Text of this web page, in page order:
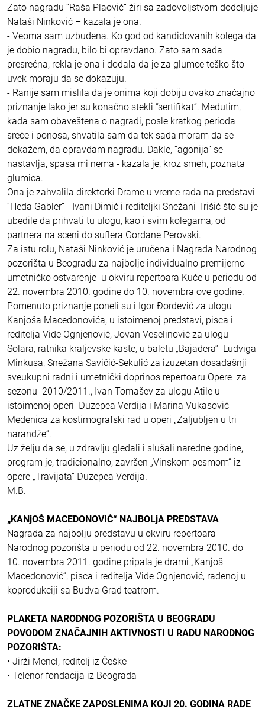
Zato nagradu “Raša Plaović” žiri sa zadovoljstvom dodeljuje
Nataši Ninković – kazala je ona.
- Veoma sam uzbuđena. Ko god od kandidovanih kolega da
je dobio nagradu, bilo bi opravdano. Zato sam sada
presrećna, rekla je ona i dodala da je za glumce teško što
uvek moraju da se dokazuju.
- Ranije sam mislila da je onima koji dobiju ovako značajno
priznanje lako jer su konačno stekli “sertifikat”. Međutim,
kada sam obaveštena o nagradi, posle kratkog perioda
sreće i ponosa, shvatila sam da tek sada moram da se
dokažem, da opravdam nagradu. Dakle, “agonija” se
nastavlja, spasa mi nema - kazala je, kroz smeh, poznata
glumica.
Ona je zahvalila direktorki Drame u vreme rada na predstavi
“Heda Gabler” - Ivani Dimić i rediteljki Snežani Trišić što su je
ubedile da prihvati tu ulogu, kao i svim kolegama, od
partnera na sceni do suflera Gordane Perovski.
Za istu rolu, Nataši Ninković je uručena i Nagrada Narodnog
pozorišta u Beogradu za najbolje individualno premijerno
umetničko ostvarenje u okviru repertoara Kuće u periodu od
22. novembra 2010. godine do 10. novembra ove godine.
Pomenuto priznanje poneli su i Igor Đorđević za ulogu
Kanjoša Macedonovića, u istoimenoj predstavi, pisca i
reditelja Vide Ognjenović, Jovan Veselinović za ulogu
Solara, ratnika kraljevske kaste, u baletu „Bajadera“ Ludviga
Minkusa, Snežana Savičić-Sekulić za izuzetan dosadašnji
sveukupni radni i umetnički doprinos repertoaru Opere za
sezonu 2010/2011., Ivan Tomašev za ulogu Atile u
istoimenoj operi Đuzepea Verdija i Marina Vukasović
Medenica za kostimografski rad u operi „Zaljubljen u tri
narandže“.
Uz želju da se, u zdravlju gledali i slušali naredne godine,
program je, tradicionalno, završen „Vinskom pesmom“ iz
opere „Travijata“ Đuzepea Verdija.
M.B.
„KANjOŠ MACEDONOVIĆ“ NAJBOLjA PREDSTAVA
Nagrada za najbolju predstavu u okviru repertoara
Narodnog pozorišta u periodu od 22. novembra 2010. do
10. novembra 2011. godine pripala je drami „Kanjoš
Macedonović“, pisca i reditelja Vide Ognjenović, rađenoj u
koprodukciji sa Budva Grad teatrom.
PLAKETA NARODNOG POZORIŠTA U BEOGRADU
POVODOM ZNAČAJNIH AKTIVNOSTI U RADU NARODNOG
POZORIŠTA:
• Jirži Mencl, reditelj iz Češke
• Telenor fondacija iz Beograda
ZLATNE ZNAČKE ZAPOSLENIMA KOJI 20. GODINA RADE